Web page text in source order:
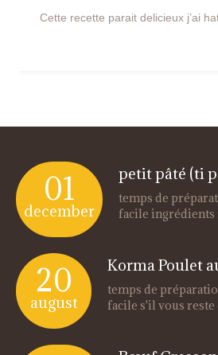
Cette recette parait delicieux j’ai
01
december
petit pâté (ti
temps de
facile ingrédients
20
august
Korma Poulet
temps de
facile s'il vous reste